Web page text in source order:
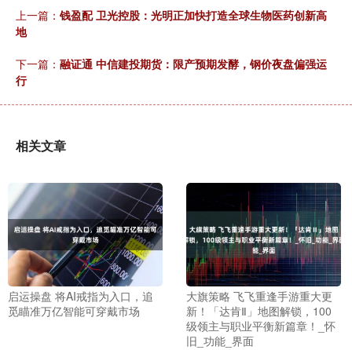
上一篇： 钱盈配 卫光控股：光明正加快打造全球生物医药创新高
地
下一篇： 融证通 中信建投期货：限产预期发酵，钢价夜盘偏强运
行
相关文章
启运操盘 将AI戒指为入口，追
觅瞄准万亿智能可穿戴市场
大旗策略 飞飞重逢手游重大更
新！「达肯Ⅱ」地图解锁，100
级领主与职业平衡新篇章！_怀
旧_功能_界面